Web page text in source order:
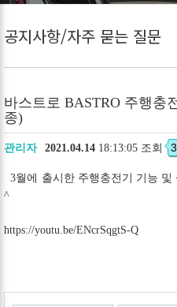
공지사항/자주 묻는 질문
바스트로 BASTRO 주행충
종)
관리자 2021.04.14 18:13:05 조회
3월에 출시한 주행충전기 기능
^
https://youtu.be/ENcrSqgtS-Q